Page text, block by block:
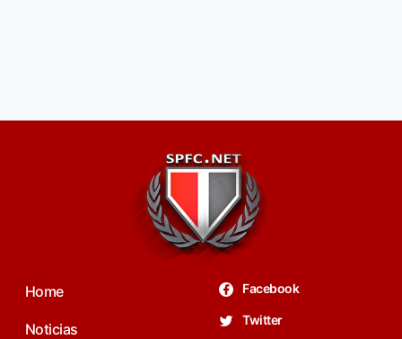
Home
Noticias
Facebook
Twitter